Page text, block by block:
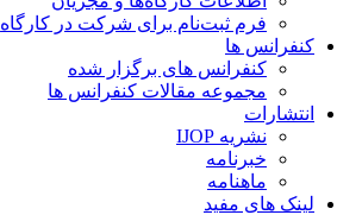
فرم ثبت‌نام برای شرکت در کارگاه
کنفرانس ها
کنفرانس های برگزار شده
مجموعه مقالات کنفرانس ها
انتشارات
نشریه IJOP
خبرنامه
ماهنامه
لینک های مفید